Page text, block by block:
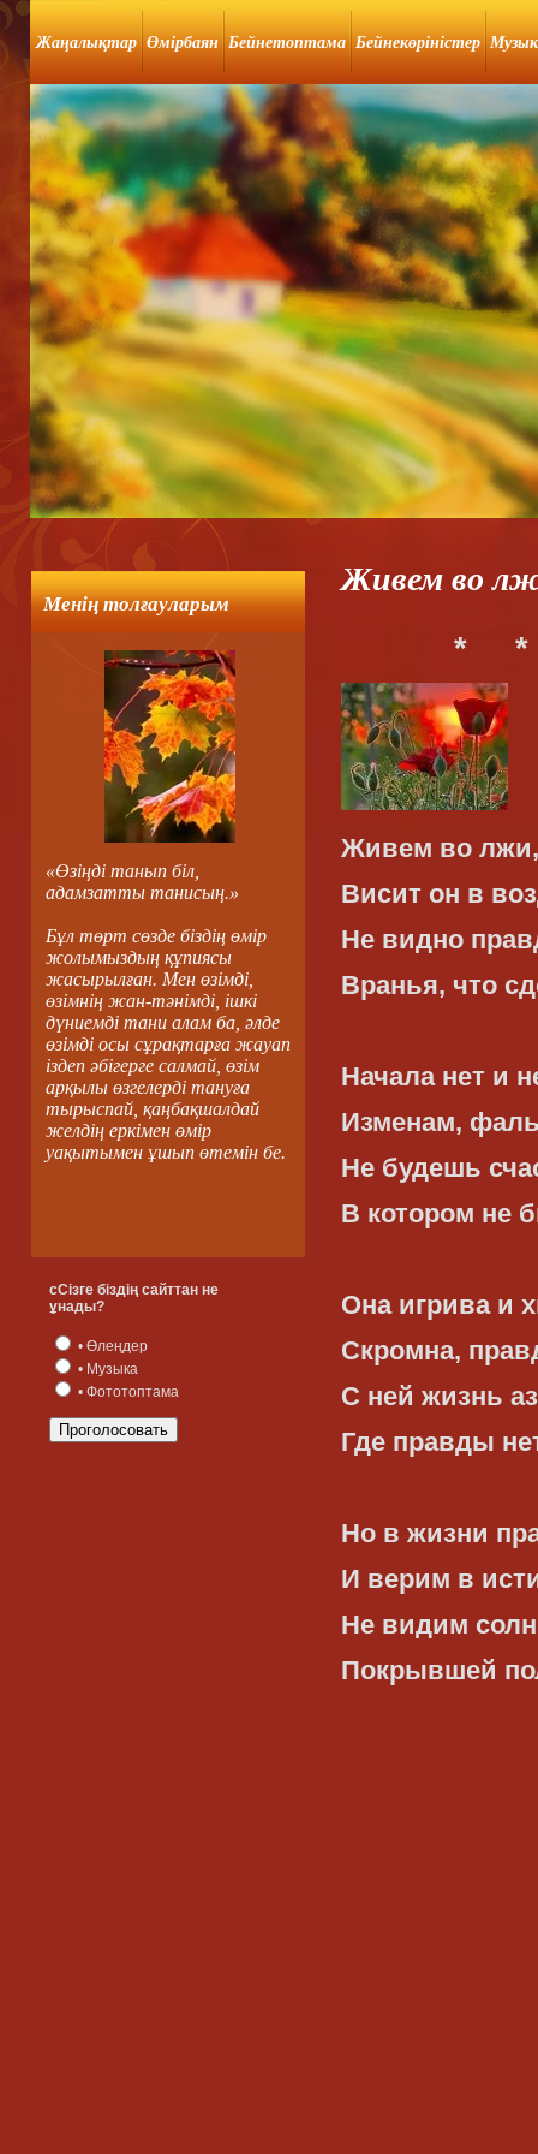
Жаңалықтар Өмірбаян Бейнетоптама Бейнекөріністер
Менің толғауларым
«Өзіңді танып біл,
адамзатты танисың.»
Бұл төрт сөзде біздің өмір
жолымыздың құпиясы
жасырылған. Мен өзімді,
өзімнің жан-тәнімді, ішкі
дүниемді тани алам ба, әлде
өзімді осы сұрақтарға жауап
іздеп әбігерге салмай, өзім
арқылы өзгелерді тануға
тырыспай, қаңбақшалдай
желдің еркімен өмір
уақытымен ұшып өтемін бе.
сСізге біздің сайттан не
ұнады?
• Өлеңдер
• Музыка
• Фототоптама
Живем во
* *
Живем во лжи,
Висит он в
Не видно
Вранья, что
Начала нет и
Изменам,
Не будешь
В котором не
Она игрива и
Скромна,
С ней жизнь
Где правды
Но в жизни
И верим в
Не видим
Покрывшей